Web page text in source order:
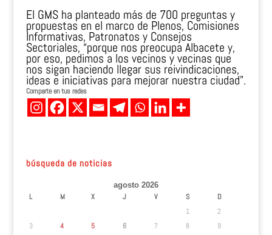
El GMS ha planteado más de 700 preguntas y
propuestas en el marco de Plenos, Comisiones
Informativas, Patronatos y Consejos
Sectoriales, “porque nos preocupa Albacete y,
por eso, pedimos a los vecinos y vecinas que
nos sigan haciendo llegar sus reivindicaciones,
ideas e iniciativas para mejorar nuestra ciudad”.
Comparte en tus redes
búsqueda de noticias
agosto 2026
L M X J V S
D
1
2
3
4 5 6 7 8
9